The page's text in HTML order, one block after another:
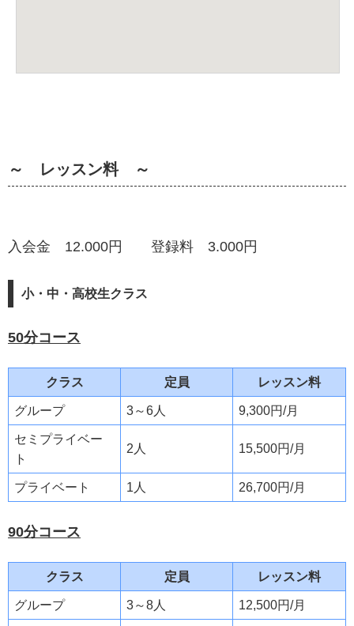
～ レッスン料 ～
入会金 12.000円 登録料 3.000円
小・中・高校生クラス
50分コース
クラス 定員 レッスン料
グループ 3～6人 9,300円/月
セミプライベー
ト
2人 15,500円/月
プライベート 1人 26,700円/月
90分コース
クラス 定員 レッスン料
グループ 3～8人 12,500円/月